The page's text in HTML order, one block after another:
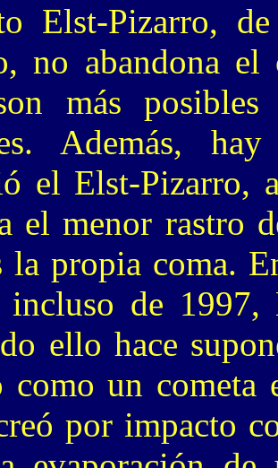
Elst-Pizarro,
no abandona
más posibles
Además,
el Elst-Pizarro,
el menor rastro
la propia coma.
de 1997,
ello hace
como un cometa
por impacto